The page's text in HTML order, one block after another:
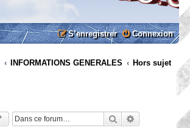
Connexion
S’enregistrer
INFORMATIONS GENERALES Hors sujet
RechercherRecherche